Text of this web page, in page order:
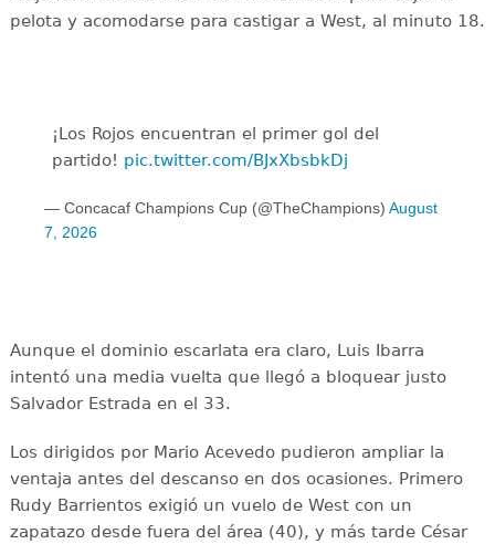
pelota y acomodarse para castigar a West, al minuto 18.
¡Los Rojos encuentran el primer gol del
partido! pic.twitter.com/BJxXbsbkDj
— Concacaf Champions Cup (@TheChampions) August
7, 2026
Aunque el dominio escarlata era claro, Luis Ibarra
intentó una media vuelta que llegó a bloquear justo
Salvador Estrada en el 33.
Los dirigidos por Mario Acevedo pudieron ampliar la
ventaja antes del descanso en dos ocasiones. Primero
Rudy Barrientos exigió un vuelo de West con un
zapatazo desde fuera del área (40), y más tarde César